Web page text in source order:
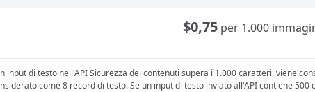
$0,75 per 1.000
di testo nell'API Sicurezza dei contenuti supera i 1.000 caratteri, viene
come 8 record di testo. Se un input di testo inviato all'API contiene